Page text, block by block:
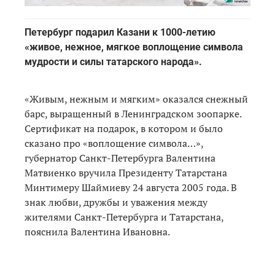
Петербург подарил Казани к 1000-летию
«живое, нежное, мягкое воплощение символа
мудрости и силы татарского народа».
«Живым, нежным и мягким» оказался снежный
барс, выращенный в Ленинградском зоопарке.
Сертификат на подарок, в котором и было
сказано про «воплощение символа…»,
губернатор Санкт-Петербурга Валентина
Матвиенко вручила Президенту Татарстана
Минтимеру Шаймиеву 24 августа 2005 года. В
знак любви, дружбы и уважения между
жителями Санкт-Петербурга и Татарстана,
пояснила Валентина Ивановна.